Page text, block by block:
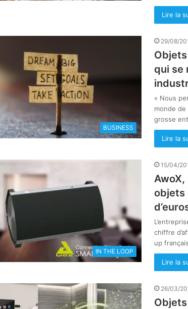
Lire la
BUSINESS
29/08/
qui se
« Nous
monde
grosse
Lire la
IN THE LOOP
15/04/
objets
chiffre
up
Lire la
26/03/